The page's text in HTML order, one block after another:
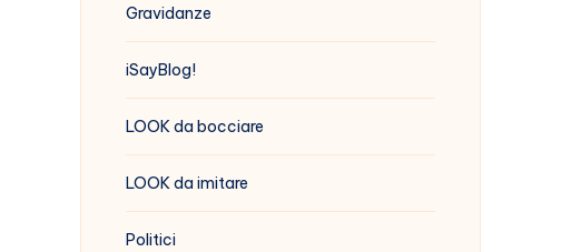
Gravidanze
iSayBlog!
LOOK da bocciare
LOOK da imitare
Politici